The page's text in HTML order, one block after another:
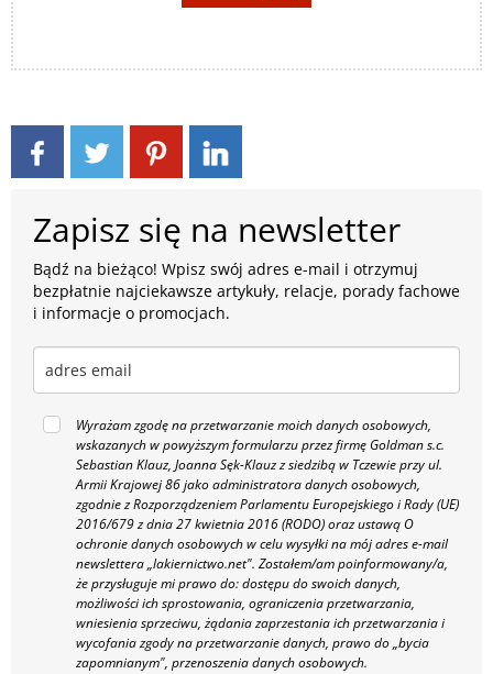
Zapisz się na newsletter
Bądź na bieżąco! Wpisz swój adres e-mail i otrzymuj
bezpłatnie najciekawsze artykuły, relacje, porady fachowe
i informacje o promocjach.
Wyrażam zgodę na przetwarzanie moich danych osobowych,
wskazanych w powyższym formularzu przez firmę Goldman s.c.
Sebastian Klauz, Joanna Sęk-Klauz z siedzibą w Tczewie przy ul.
Armii Krajowej 86 jako administratora danych osobowych,
zgodnie z Rozporządzeniem Parlamentu Europejskiego i Rady (UE)
2016/679 z dnia 27 kwietnia 2016 (RODO) oraz ustawą O
ochronie danych osobowych w celu wysyłki na mój adres e-mail
newslettera „lakiernictwo.net". Zostałem/am poinformowany/a,
że przysługuje mi prawo do: dostępu do swoich danych,
możliwości ich sprostowania, ograniczenia przetwarzania,
wniesienia sprzeciwu, żądania zaprzestania ich przetwarzania i
wycofania zgody na przetwarzanie danych, prawo do „bycia
zapomnianym", przenoszenia danych osobowych.